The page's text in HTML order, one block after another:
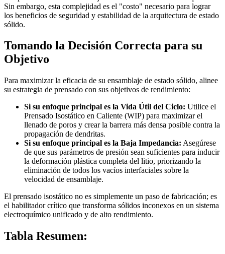
Sin embargo, esta complejidad es el "costo" necesario para lograr
los beneficios de seguridad y estabilidad de la arquitectura de estado
sólido.
Tomando la Decisión Correcta para su
Objetivo
Para maximizar la eficacia de su ensamblaje de estado sólido, alinee
su estrategia de prensado con sus objetivos de rendimiento:
Si su enfoque principal es la Vida Útil del Ciclo: Utilice el
Prensado Isostático en Caliente (WIP) para maximizar el
llenado de poros y crear la barrera más densa posible contra la
propagación de dendritas.
Si su enfoque principal es la Baja Impedancia: Asegúrese
de que sus parámetros de presión sean suficientes para inducir
la deformación plástica completa del litio, priorizando la
eliminación de todos los vacíos interfaciales sobre la
velocidad de ensamblaje.
El prensado isostático no es simplemente un paso de fabricación; es
el habilitador crítico que transforma sólidos inconexos en un sistema
electroquímico unificado y de alto rendimiento.
Tabla Resumen: